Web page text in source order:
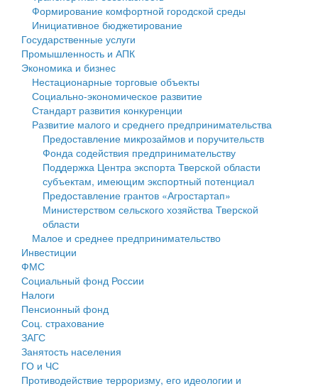
Государственные услуги
Промышленность и АПК
Экономика и бизнес
Символика
Устав
Гостям округа
Туризм
Культура
Образование
Здравоохранение
Социальная защита
Фотоальбом
муниципального округа Тверской области
Администрация Кашинского муниципального округа
Тверской области
Управление сельскими территориями
Открытые данные
Работа с обращениями граждан
Муниципальный контроль
Муниципальные услуги
Проекты административных регламентов
Антимонопольный комплаенс
Противодействие коррупции
Финансовое управление
Бюджет для граждан
Имущество
Выявление правообладателей ранее учтенных
объектов недвижимости
Имущественная поддержка субъектов малого и
среднего предпринимательства
Информационная поддержка субъектов малого и
среднего предпринимательства
Муниципальные программы
Контрольно-счетная палата
Персональные данные
Оценка регулирующего воздействия
Формирование комфортной городской среды
Инициативное бюджетирование
Государственные услуги
Промышленность и АПК
Экономика и бизнес
Нестационарные торговые объекты
Социально-экономическое развитие
Стандарт развития конкуренции
Развитие малого и среднего предпринимательства
Предоставление микрозаймов и поручительств
Фонда содействия предпринимательству
Поддержка Центра экспорта Тверской области
субъектам, имеющим экспортный потенциал
Предоставление грантов «Агростартап»
Министерством сельского хозяйства Тверской
области
Малое и среднее предпринимательство
Инвестиции
ФМС
Социальный фонд России
Налоги
Пенсионный фонд
Соц. страхование
ЗАГС
Занятость населения
ГО и ЧС
Противодействие терроризму, его идеологии и